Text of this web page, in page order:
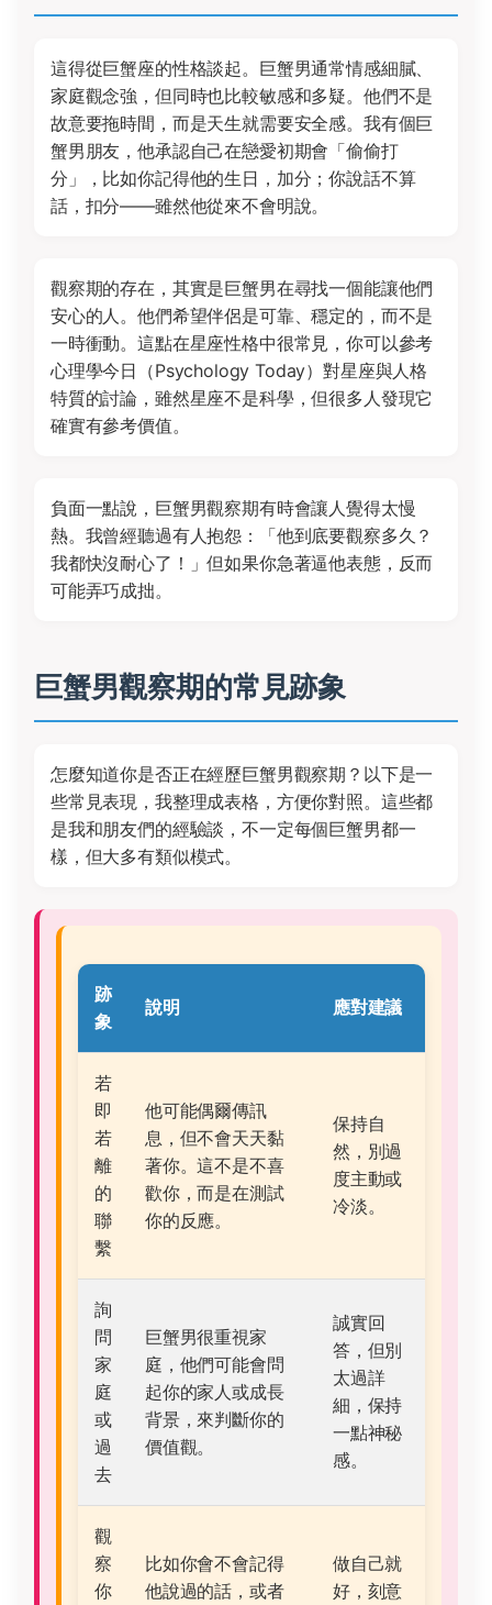
這得從巨蟹座的性格談起。巨蟹男通常情感細膩、
家庭觀念強，但同時也比較敏感和多疑。他們不是
故意要拖時間，而是天生就需要安全感。我有個巨
蟹男朋友，他承認自己在戀愛初期會「偷偷打
分」，比如你記得他的生日，加分；你說話不算
話，扣分——雖然他從來不會明說。
觀察期的存在，其實是巨蟹男在尋找一個能讓他們
安心的人。他們希望伴侶是可靠、穩定的，而不是
一時衝動。這點在星座性格中很常見，你可以參考
心理學今日（Psychology Today）對星座與人格
特質的討論，雖然星座不是科學，但很多人發現它
確實有參考價值。
負面一點說，巨蟹男觀察期有時會讓人覺得太慢
熱。我曾經聽過有人抱怨：「他到底要觀察多久？
我都快沒耐心了！」但如果你急著逼他表態，反而
可能弄巧成拙。
巨蟹男觀察期的常見跡象
怎麼知道你是否正在經歷巨蟹男觀察期？以下是一
些常見表現，我整理成表格，方便你對照。這些都
是我和朋友們的經驗談，不一定每個巨蟹男都一
樣，但大多有類似模式。
跡
象
說明 應對建議
若
即
若
離
的
聯
繫
他可能偶爾傳訊
息，但不會天天黏
著你。這不是不喜
歡你，而是在測試
你的反應。
保持自
然，別過
度主動或
冷淡。
詢
問
家
庭
或
過
去
巨蟹男很重視家
庭，他們可能會問
起你的家人或成長
背景，來判斷你的
價值觀。
誠實回
答，但別
太過詳
細，保持
一點神秘
感。
觀
察
你
比如你會不會記得
他說過的話，或者
做自己就
好，刻意